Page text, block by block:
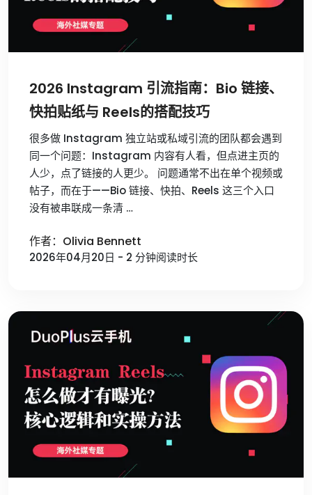
2026 Instagram 引流指南：Bio 链接、
快拍贴纸与 Reels的搭配技巧
很多做 Instagram 独立站或私域引流的团队都会遇到
同一个问题：Instagram 内容有人看，但点进主页的
人少，点了链接的人更少。 问题通常不出在单个视频或
帖子，而在于——Bio 链接、快拍、Reels 这三个入口
没有被串联成一条清 …
作者：Olivia Bennett
2026年04月20日 - 2 分钟阅读时长